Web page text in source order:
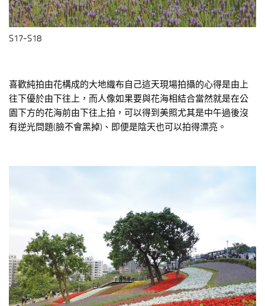
S17-S18
喜歡純拍由花構成的大地織布自己這天現場拍攝的心得是由上
往下優於由下往上，而人像如果要與花海相結合當然就是在公
園下方的花海前由下往上拍，可以得到美照尤其是中午過後沒
有逆光問題(臉不會黑掉)、即便是陰天也可以拍得漂亮。